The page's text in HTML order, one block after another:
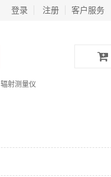
客户服务
登录 注册
辐射测量仪